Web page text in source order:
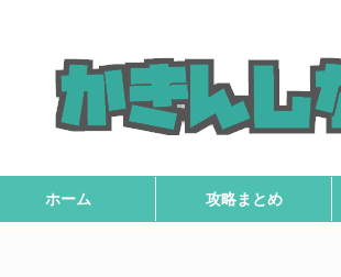
ホーム 攻略まとめ